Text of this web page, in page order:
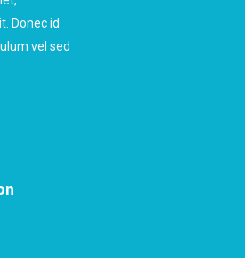
Donec id
vel sed